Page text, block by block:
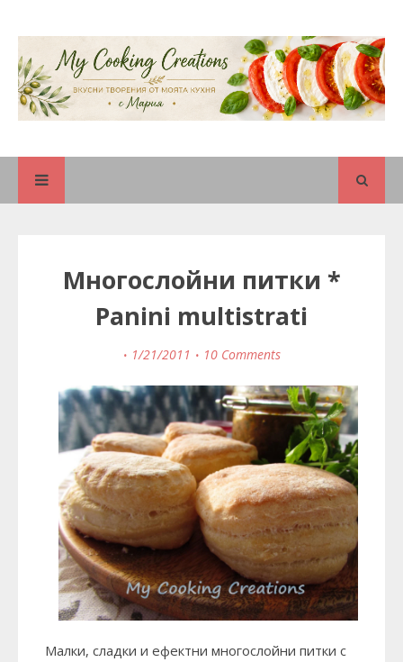
Многослойни питки *
Panini multistrati
1/21/2011 10 Comments
Малки, сладки и ефектни многослойни питки с